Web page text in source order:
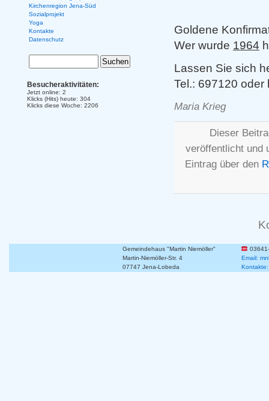
Goldene
Wer wurde 1964
Lassen Sie sich
Tel.: 697120 oder
Maria Krieg
Dieser
veröffentlicht und
Eintrag über den
Kirchenregion Jena-Süd
Sozialprojekt
Yoga
Kontakte
Datenschutz
Besucheraktivitäten:
Jetzt online: 2
Klicks (Hits) heute: 304
Klicks diese Woche: 2206
Gemeindehaus "Martin Niemöller"
Martin-Niemöller-Str. 4
Email:
07747 Jena-Lobeda